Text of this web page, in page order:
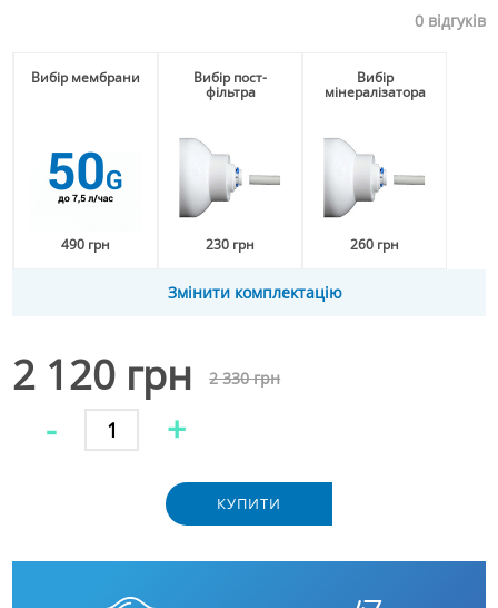
0відгуків
Вибір мембрани
490 грн
Вибір пост-
фільтра
230 грн
Вибір
мінералізатора
260 грн
Змінити комплектацію
2 330 грн
2 120 грн
- +
КУПИТИ